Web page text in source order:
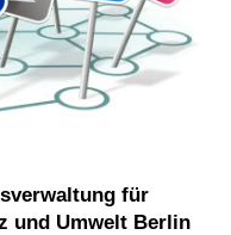
und Umwelt Berlin